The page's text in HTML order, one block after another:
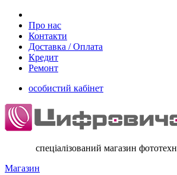
Про нас
Контакти
Доставка / Оплата
Кредит
Ремонт
особистий кабінет
спеціалізований магазин
Магазин